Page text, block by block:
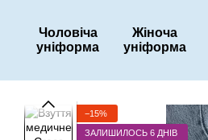
Чоловіча
уніформа
Жіноча
уніформа
−15%
ЗАЛИШИЛОСЬ 6 ДНІВ